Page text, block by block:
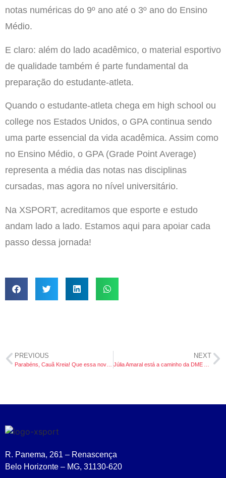
notas numéricas do 9º ano até o 3º ano do Ensino
Médio.
E claro: além do lado acadêmico, o material esportivo
de qualidade também é parte fundamental da
preparação do estudante-atleta.
Quando o estudante-atleta chega em high school ou
college nos Estados Unidos, o GPA continua sendo
uma parte essencial da vida acadêmica. Assim como
no Ensino Médio, o GPA (Grade Point Average)
representa a média das notas nas disciplinas
cursadas, mas agora no nível universitário.
Na XSPORT, acreditamos que esporte e estudo
andam lado a lado. Estamos aqui para apoiar cada
passo dessa jornada!
PREVIOUS NEXT
R. Panema, 261 – Renascença
Belo Horizonte – MG, 31130-620